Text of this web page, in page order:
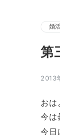
婚
第
2013
おは
今は
今日